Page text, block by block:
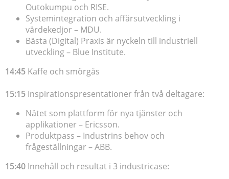
Outokumpu och RISE.
Systemintegration och affärsutveckling i
värdekedjor – MDU.
Bästa (Digital) Praxis är nyckeln till industriell
utveckling – Blue Institute.
14:45 Kaffe och smörgås
15:15 Inspirationspresentationer från två deltagare:
Nätet som plattform för nya tjänster och
applikationer – Ericsson.
Produktpass – Industrins behov och
frågeställningar – ABB.
15:40 Innehåll och resultat i 3 industricase: